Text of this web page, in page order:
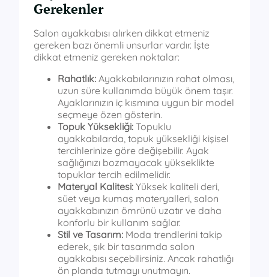
Gerekenler
Salon ayakkabısı alırken dikkat etmeniz
gereken bazı önemli unsurlar vardır. İşte
dikkat etmeniz gereken noktalar:
Rahatlık: Ayakkabılarınızın rahat olması,
uzun süre kullanımda büyük önem taşır.
Ayaklarınızın iç kısmına uygun bir model
seçmeye özen gösterin.
Topuk Yüksekliği: Topuklu
ayakkabılarda, topuk yüksekliği kişisel
tercihlerinize göre değişebilir. Ayak
sağlığınızı bozmayacak yükseklikte
topuklar tercih edilmelidir.
Materyal Kalitesi: Yüksek kaliteli deri,
süet veya kumaş materyalleri, salon
ayakkabınızın ömrünü uzatır ve daha
konforlu bir kullanım sağlar.
Stil ve Tasarım: Moda trendlerini takip
ederek, şık bir tasarımda salon
ayakkabısı seçebilirsiniz. Ancak rahatlığı
ön planda tutmayı unutmayın.